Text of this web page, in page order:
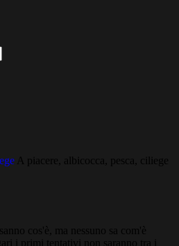
A piacere, albicocca, pesca, ciliege
cos'è, ma nessuno sa com'è
i primi tentativi non saranno tra i